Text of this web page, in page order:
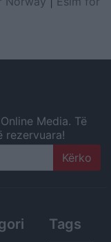
Media. Të
rezervuara!
Tags